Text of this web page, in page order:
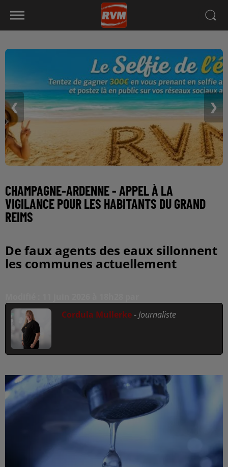
❮ ❯
CHAMPAGNE-ARDENNE - APPEL À LA
VIGILANCE POUR LES HABITANTS DU GRAND
REIMS
De faux agents des eaux sillonnent
les communes actuellement
Cordula Mullerke-Journaliste